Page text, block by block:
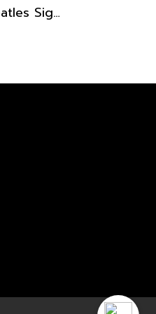
Hohner The Beatles Signature Harmonica